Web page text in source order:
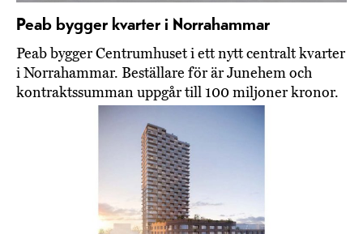
Peab bygger kvarter i Norrahammar
Peab bygger Centrumhuset i ett nytt centralt kvarter
i Norrahammar. Beställare för är Junehem och
kontraktssumman uppgår till 100 miljoner kronor.